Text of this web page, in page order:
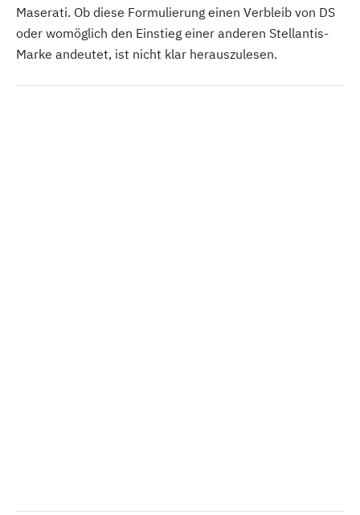
Maserati. Ob diese Formulierung einen Verbleib von DS
oder womöglich den Einstieg einer anderen Stellantis-
Marke andeutet, ist nicht klar herauszulesen.